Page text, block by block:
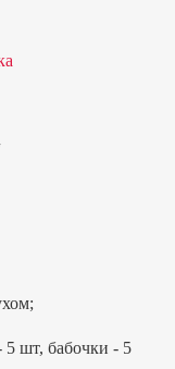
шт, бабочки - 5